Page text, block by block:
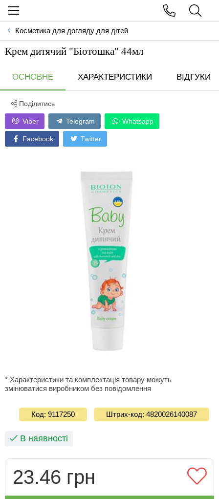
Косметика для догляду для дітей
Крем дитячий "Біотошка" 44мл
ОСНОВНЕ ХАРАКТЕРИСТИКИ ВІДГУКИ
Поділитись
Viber Telegram Whatsapp
Facebook Twitter
* Характеристики та комплектація товару можуть
змінюватися виробником без повідомлення
Код: 9117250 Штрих-код: 4820026140087
В наявності
23.46 грн